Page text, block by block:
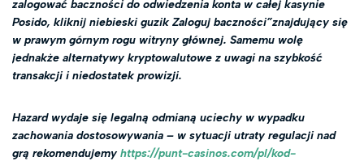
zalogować baczności do odwiedzenia konta w całej kasynie
Posido, kliknij niebieski guzik Zaloguj baczności”znajdujący się
w prawym górnym rogu witryny głównej. Samemu wolę
jednakże alternatywy kryptowalutowe z uwagi na szybkość
transakcji i niedostatek prowizji.
Hazard wydaje się legalną odmianą uciechy w wypadku
zachowania dostosowywania – w sytuacji utraty regulacji nad
grą rekomendujemy https://punt-casinos.com/pl/kod-